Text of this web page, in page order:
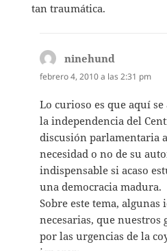
tan traumática.
ninehund
febrero 4, 2010 a las 2:31 pm
Lo curioso es que aquí
la independencia del
discusión parlamentaria
necesidad o no de su
indispensable si acaso
una democracia madura.
Sobre este tema, algunas
necesarias, que nuestros
por las urgencias de la